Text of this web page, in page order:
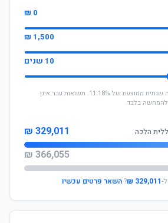
0 ₪
1,500 ₪
10 שנים
* החישוב מבוסס על תשואה שנתית ממוצעת של 11.18%. תשואות עבר אינן
להמחשה בלבד.
הלכה 329,011 ₪
366,055 ₪
329,011 ₪
?השאר פרטים עכשיו